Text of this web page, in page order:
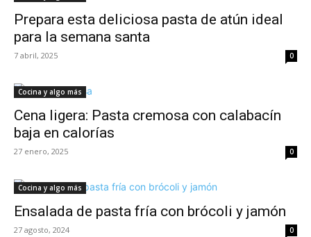
Prepara esta deliciosa pasta de atún ideal
para la semana santa
7 abril, 2025 0
Cocina y algo más
Cena ligera: Pasta cremosa con calabacín
baja en calorías
27 enero, 2025 0
Cocina y algo más
Ensalada de pasta fría con brócoli y jamón
27 agosto, 2024 0